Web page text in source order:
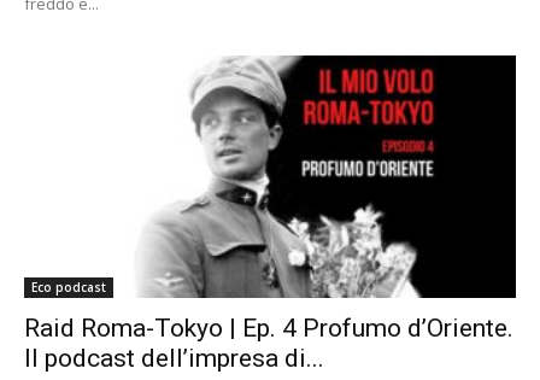
Eco podcast
Raid Roma-Tokyo | Ep. 4 Profumo d’Oriente.
Il podcast dell’impresa di...